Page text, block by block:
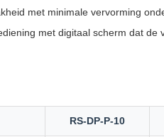
met minimale vervorming
met digitaal scherm dat de
RS-DP-P-10